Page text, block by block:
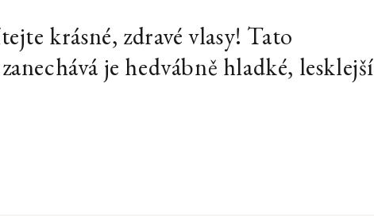
krásné, zdravé vlasy! Tato
je hedvábně hladké, lesklejší